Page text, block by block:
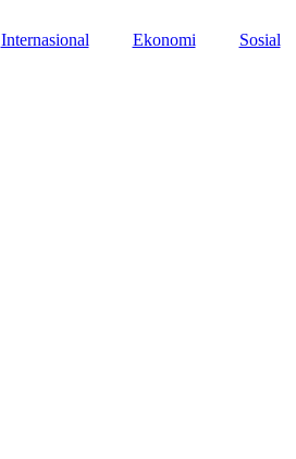
Internasional Ekonomi Sosial